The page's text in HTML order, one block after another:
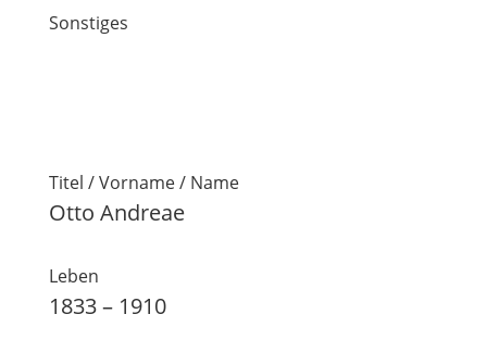
Sonstiges
Titel / Vorname / Name
Otto Andreae
Leben
1833 – 1910